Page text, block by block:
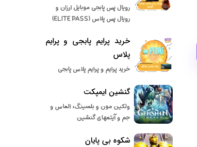
رویال پس پابجی موبایل ارزان و
رویال پس پلاس (ELITE PASS)
خرید پرایم پابجی و پرایم
پلاس
خرید پرایم و پرایم پلاس پابجی
گنشین ایمپکت
ولکین مون و بلسینگ، الماس و
جم و آیتمهای گنشین
شکوه بی پایان